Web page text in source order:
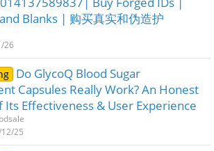
Blanks | 购买真实和伪造护
26
Do GlycoQ Blood Sugar
Capsules Really Work? An Honest
Its Effectiveness & User Experience
25